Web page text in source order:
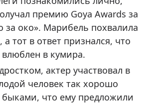
премию Goya Awards за
за око». Марибель похвалила
а тот в ответ признался, что
влюблен в кумира.
актер участвовал в
человек так хорошо
быками, что ему предложили